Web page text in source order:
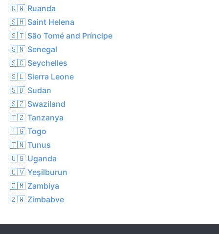
🇷🇼 Ruanda
🇸🇭 Saint Helena
🇸🇹 São Tomé and Príncipe
🇸🇳 Senegal
🇸🇨 Seychelles
🇸🇱 Sierra Leone
🇸🇩 Sudan
🇸🇿 Swaziland
🇹🇿 Tanzanya
🇹🇬 Togo
🇹🇳 Tunus
🇺🇬 Uganda
🇨🇻 Yeşilburun
🇿🇲 Zambiya
🇿🇼 Zimbabve